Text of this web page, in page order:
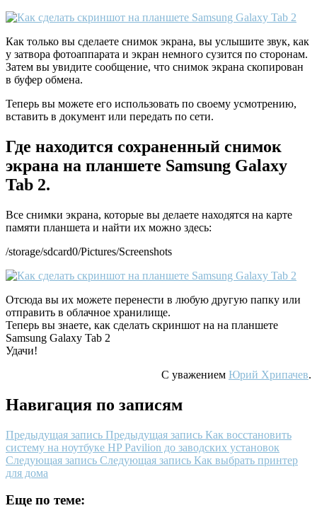
Как только вы сделаете снимок экрана, вы услышите звук, как
у затвора фотоаппарата и экран немного сузится по сторонам.
Затем вы увидите сообщение, что снимок экрана скопирован
в буфер обмена.
Теперь вы можете его использовать по своему усмотрению,
вставить в документ или передать по сети.
Где находится сохраненный снимок
экрана на планшете Samsung Galaxy
Tab 2.
Все снимки экрана, которые вы делаете находятся на карте
памяти планшета и найти их можно здесь:
/storage/sdcard0/Pictures/Screenshots
Отсюда вы их можете перенести в любую другую папку или
отправить в облачное хранилище.
Теперь вы знаете, как сделать скриншот на на планшете
Samsung Galaxy Tab 2
Удачи!
С уважением Юрий Хрипачев.
Навигация по записям
Предыдущая запись Предыдущая запись Как восстановить
систему на ноутбуке HP Pavilion до заводских установок
Следующая запись Следующая запись Как выбрать принтер
для дома
Еще по теме: